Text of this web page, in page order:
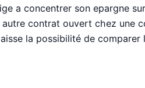
a concentrer son epargne
contrat ouvert chez une
la possibilité de comparer